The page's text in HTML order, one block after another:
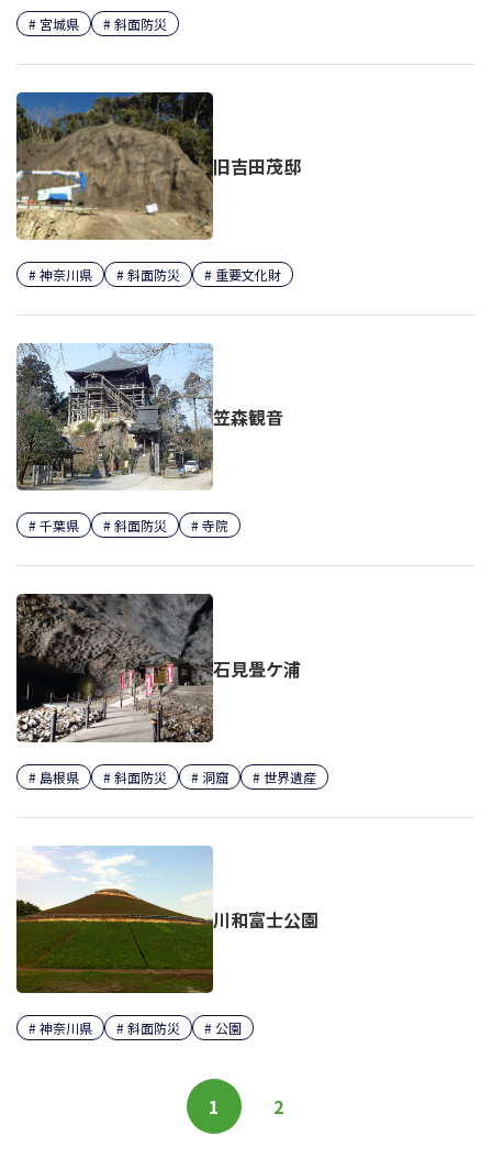
宮城県 斜面防災
旧吉田茂邸
神奈川県 斜面防災 重要文化財
笠森観音
千葉県 斜面防災 寺院
石見畳ケ浦
島根県 斜面防災 洞窟 世界遺産
川和富士公園
神奈川県 斜面防災 公園
1 2